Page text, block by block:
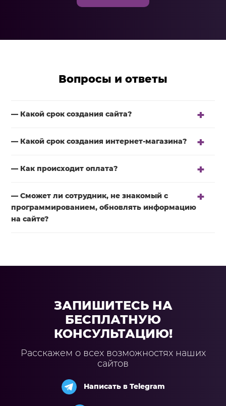
Вопросы и ответы
— Какой срок создания сайта?
— Какой срок создания интернет-магазина?
— Как происходит оплата?
— Сможет ли сотрудник, не знакомый с
программированием, обновлять информацию
на сайте?
ЗАПИШИТЕСЬ НА
БЕСПЛАТНУЮ
КОНСУЛЬТАЦИЮ!
Расскажем о всех возможностях наших
сайтов
Написать в Telegram